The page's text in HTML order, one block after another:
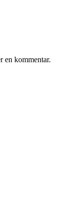
en kommentar.